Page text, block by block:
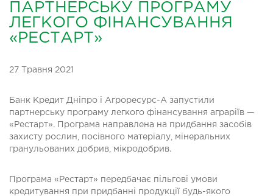
ПАРТНЕРСЬКУ ПРОГРАМУ
ЛЕГКОГО ФІНАНСУВАННЯ
«РЕСТАРТ»
27 Травня 2021
Банк Кредит Дніпро і Агроресурс-А запустили
партнерську програму легкого фінансування аграріїв —
«Рестарт». Програма направлена на придбання засобів
захисту рослин, посівного матеріалу, мінеральних
гранульованих добрив, мікродобрив.
Програма «Рестарт» передбачає пільгові умови
кредитування при придбанні продукції будь-якого